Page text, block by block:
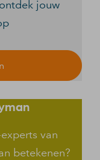
jouw
van
betekenen?